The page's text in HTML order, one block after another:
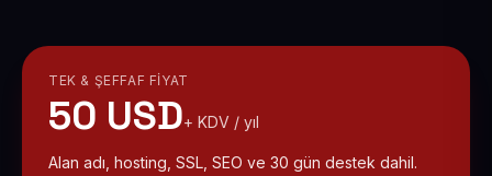
TEK & ŞEFFAF FIYAT
50 USD+ KDV / yıl
Alan adı, hosting, SSL, SEO ve 30 gün destek dahil.